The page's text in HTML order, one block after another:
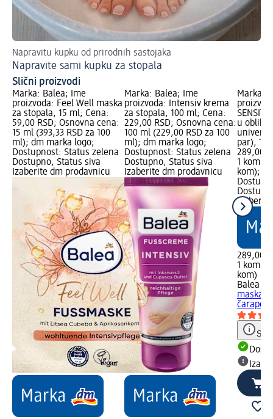
Napravitu kupku od prirodnih sastojaka
Napravite sami kupku za stopala
Slični proizvodi
Marka: Balea; Ime
proizvoda: Feel Well maska
za stopala, 15 ml; Cena:
59,00 RSD; Osnovna cena:
15 ml (393,33 RSD za 100
ml); dm marka logo;
Dostupnost: Status zelena
Dostupno, Status siva
Izaberite dm prodavnicu
Marka: Balea; Ime
proizvoda: Intensiv krema
za stopala, 100 ml; Cena:
229,00 RSD; Osnovna cena:
100 ml (229,00 RSD za 100
ml); dm marka logo;
Dostupnost: Status zelena
Dostupno, Status siva
Izaberite dm prodavnicu
Marka:
u obliku
par), 1
289,00
1 kom
kom);
289,00
1 kom
kom)
Balea
maska